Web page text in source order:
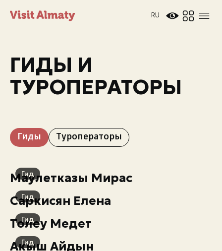
RU
ГИДЫ И
ТУРОПЕРАТОРЫ
Гиды Туроператоры
Гид
Маулетказы Мирас
Гид
Саркисян Елена
Гид
Толеу Медет
Гид
Акыш Айдын
Мероприятия
Экстренные номера